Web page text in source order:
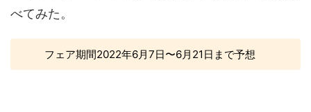
べてみた。
フェア期間2022年6月7日〜6月21日まで予想